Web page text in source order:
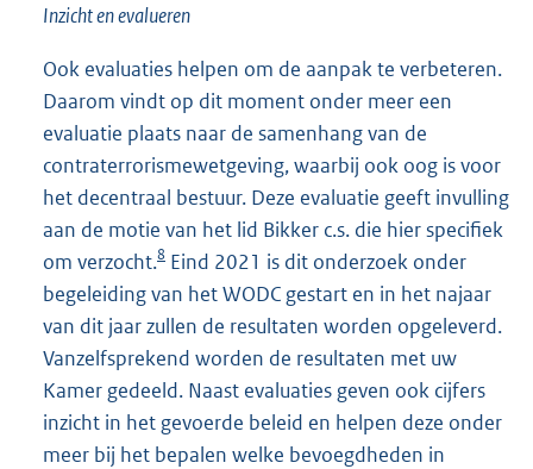
Inzicht en evalueren
Ook evaluaties helpen om de aanpak te verbeteren.
Daarom vindt op dit moment onder meer een
evaluatie plaats naar de samenhang van de
contraterrorismewetgeving, waarbij ook oog is voor
het decentraal bestuur. Deze evaluatie geeft invulling
aan de motie van het lid Bikker c.s. die hier specifiek
om verzocht.8 Eind 2021 is dit onderzoek onder
begeleiding van het WODC gestart en in het najaar
van dit jaar zullen de resultaten worden opgeleverd.
Vanzelfsprekend worden de resultaten met uw
Kamer gedeeld. Naast evaluaties geven ook cijfers
inzicht in het gevoerde beleid en helpen deze onder
meer bij het bepalen welke bevoegdheden in